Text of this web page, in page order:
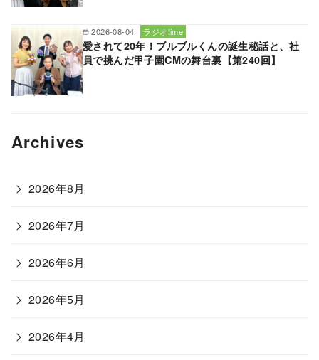
2026-08-04 ラジオtime
愛されて20年！ブルブルくんの誕生秘話と、社
員で挑んだ甲子園CMの舞台裏【第240回】
Archives
2026年8月
2026年7月
2026年6月
2026年5月
2026年4月